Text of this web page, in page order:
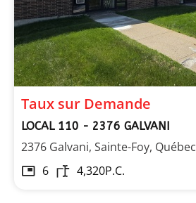
Taux sur Demande
LOCAL 110 - 2376 GALVANI
2376 Galvani, Sainte-Foy, Québec
6
4,320P.C.